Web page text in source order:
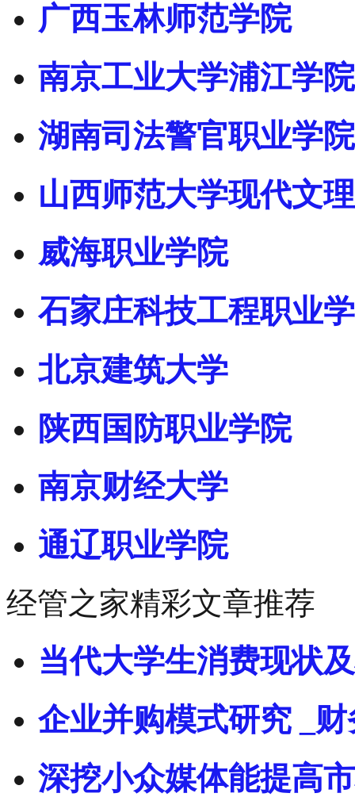
广西玉林师范学院
南京工业大学浦江学院
湖南司法警官职业学院
山西师范大学现代文
威海职业学院
石家庄科技工程职业
北京建筑大学
陕西国防职业学院
南京财经大学
通辽职业学院
经管之家精彩文章推荐
当代大学生消费现状
企业并购模式研究 _财
深挖小众媒体能提高